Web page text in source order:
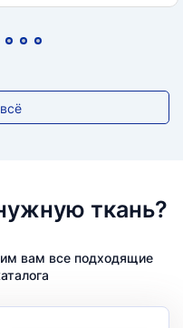
ткань?
вам все подходящие